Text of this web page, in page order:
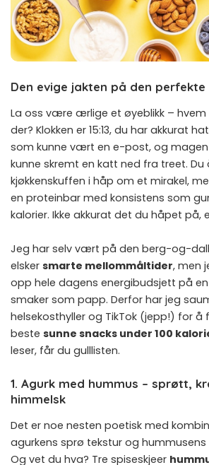
Den evige jakten på den perfekte
La oss være ærlige et øyeblikk –
der? Klokken er 15:13, du har akkurat
som kunne vært en e-post, og
kunne skremt en katt ned fra treet. Du
kjøkkenskuffen i håp om et mirakel,
en proteinbar med konsistens som
kalorier. Ikke akkurat det du håpet på,
Jeg har selv vært på den berg-og-
elsker smarte mellommåltider, men
opp hele dagens energibudsjett på
smaker som papp. Derfor har jeg
helsekosthyller og TikTok (jepp!) for å
beste sunne snacks under 100
leser, får du gulllisten.
1. Agurk med hummus – sprøtt,
himmelsk
Det er noe nesten poetisk med
agurkens sprø tekstur og hummusens
Og vet du hva? Tre spiseskjeer